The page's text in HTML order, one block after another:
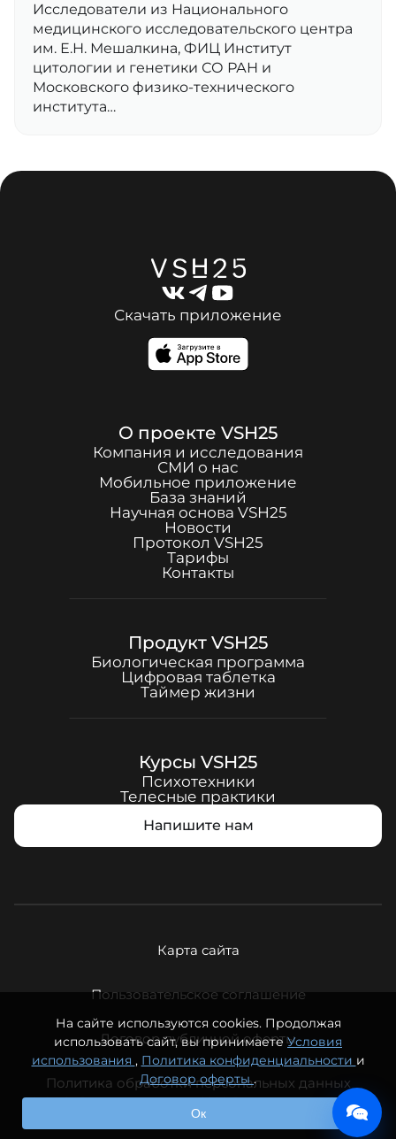
Исследователи из Национального
медицинского исследовательского центра
им. Е.Н. Мешалкина, ФИЦ Институт
цитологии и генетики СО РАН и
Московского физико-технического
института…
Скачать приложение
О проекте VSH25
Компания и исследования
СМИ о нас
Мобильное приложение
База знаний
Научная основа VSH25
Новости
Протокол VSH25
Тарифы
Контакты
Продукт VSH25
Биологическая программа
Цифровая таблетка
Таймер жизни
Курсы VSH25
Психотехники
Телесные практики
Напишите нам
Карта сайта
Пользовательское соглашение
Договор публичной оферты
Политика обработки персональных данных
© ООО «Вечная молодость», 2026. Все права защищены.
На сайте используются cookies. Продолжая
использовать сайт, вы принимаетеУсловия
использования , Политика конфиденциальности и
Договор оферты.
Ок